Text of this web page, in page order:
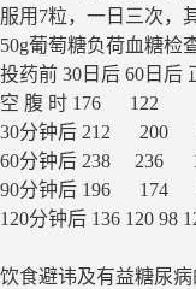
服用7粒，一日三次，
50g葡萄糖负荷血糖检
投药前 30日后 60日后
空 腹 时 176 122
30分钟后 212
60分钟后 238
90分钟后 196
120分钟后 136 120 98
饮食避讳及有益糖尿病